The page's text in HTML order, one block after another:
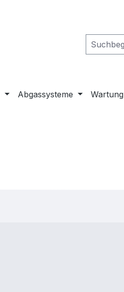
Abgassysteme Wartung